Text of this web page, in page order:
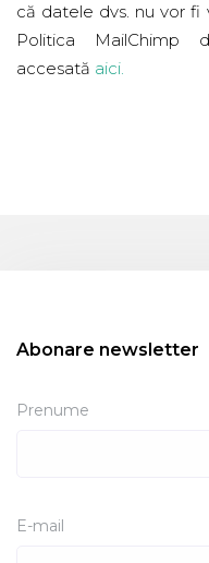
că datele dvs. nu vor
Politica MailChimp
accesată aici.
Abonare newsletter
Prenume
E-mail